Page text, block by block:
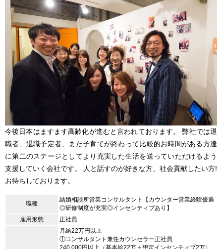
今後日本はますます高齢化が進むと言われております。 弊社では退
職者、退職予定者、また子育てが終わって比較的お時間がある方達
に第二のステージとしてより充実した生活を送っていただけるよう
支援していく会社です。 人と話すのが好きな方、社会貢献したい方!
お待ちしております。
職種
結婚相談所営業コンサルタント【カウンター営業経験優遇
◎研修制度が充実◎インセンティブあり】
雇用形態
正社員
月給22万円以上
①コンサルタント兼任カウンセラー正社員